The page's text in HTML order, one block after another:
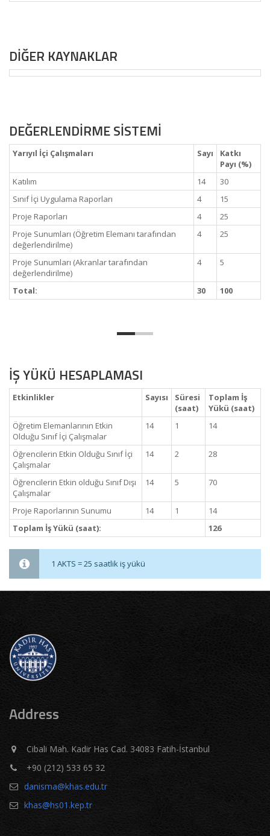
DİĞER KAYNAKLAR
DEĞERLENDİRME SİSTEMİ
Yarıyıl İçi Çalışmaları Sayı
Katkı
Payı (%)
Katılım
14
30
Sınıf İçi Uygulama Raporları
4
15
Proje Raporları
4
25
Proje Sunumları (Öğretim Elemanı tarafından
değerlendirilme)
4 25
Proje Sunumları (Akranlar tarafından
değerlendirilme)
4 5
Total: 30 100
İŞ YÜKÜ HESAPLAMASI
Etkinlikler Sayısı
Süresi
(saat)
Toplam İş
Yükü (saat)
Öğretim Elemanlarının Etkin
Olduğu Sınıf İçi Çalışmalar
14 1 14
Öğrencilerin Etkin Olduğu Sınıf İçi
Çalışmalar
14 2 28
Öğrencilerin Etkin olduğu Sınıf Dışı
Çalışmalar
14 5 70
Proje Raporlarının Sunumu 14 1
14
Toplam İş Yükü (saat):
126
1 AKTS = 25 saatlik iş yükü
Address
Cibali Mah. Kadir Has Cad. 34083 Fatih-İstanbul
+90 (212) 533 65 32
danisma@khas.edu.tr
khas@hs01.kep.tr